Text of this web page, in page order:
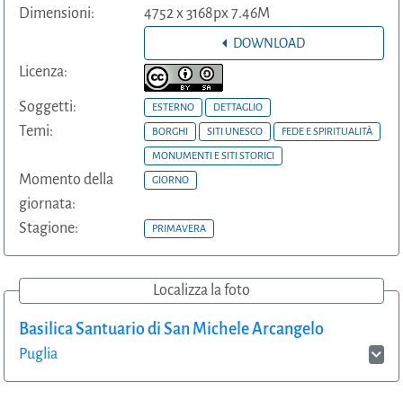
Dimensioni:
4752 x 3168px 7.46M
DOWNLOAD
Licenza:
Soggetti: ESTERNO DETTAGLIO
Temi: BORGHI SITI UNESCO FEDE E SPIRITUALITÀ
MONUMENTI E SITI STORICI
Momento della
giornata:
GIORNO
Stagione: PRIMAVERA
Localizza la foto
Basilica Santuario di San Michele Arcangelo
Puglia